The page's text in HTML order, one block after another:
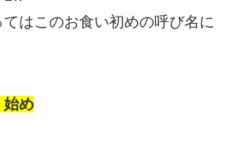
てはこのお食い初めの呼び名に
始め